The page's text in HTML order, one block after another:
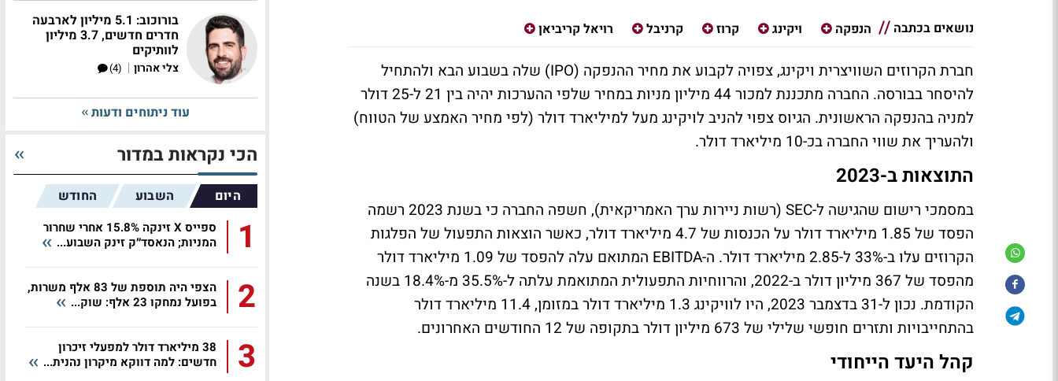
נושאים בכתבה הנפקה ויקינג קרוז קרניבל רויאל קריביאן
חברת הקרוזים השוויצרית ויקינג, צפויה לקבוע את מחיר ההנפקה (IPO) שלה בשבוע הבא ולהתחיל
להיסחר בבורסה. החברה מתכננת למכור 44 מיליון מניות במחיר שלפי ההערכות יהיה בין 21 ל-25 דולר
למניה בהנפקה הראשונית. הגיוס צפוי להניב לויקינג מעל למיליארד דולר (לפי מחיר האמצע של הטווח)
ולהעריך את שווי החברה בכ-10 מיליארד דולר.
התוצאות ב-2023
במסמכי רישום שהגישה ל-SEC (רשות ניירות ערך האמריקאית), חשפה החברה כי בשנת 2023 רשמה
הפסד של 1.85 מיליארד דולר על הכנסות של 4.7 מיליארד דולר, כאשר הוצאות התפעול של הפלגות
הקרוזים עלו ב-33% ל-2.85 מיליארד דולר. ה-EBITDA המתואם עלה להפסד של 1.09 מיליארד דולר
מהפסד של 367 מיליון דולר ב-2022, והרווחיות התפעולית המתואמת עלתה ל-35.5% מ-18.4% בשנה
הקודמת. נכון ל-31 בדצמבר 2023, היו לוויקינג 1.3 מיליארד דולר במזומן, 11.4 מיליארד דולר
בהתחייבויות ותזרים חופשי שלילי של 673 מיליון דולר בתקופה של 12 החודשים האחרונים.
קהל היעד הייחודי
בורוכוב: 5.1 מיליון לארבעה
חדרים חדשים, 3.7 מיליון
לוותיקים
צלי אהרון |
(4)
עוד ניתוחים ודעות
הכי נקראות במדור
היום השבוע החודש
1
ספייס X זינקה 15.8% אחרי שחרור
המניות; הנאסד״ק זינק השבוע...
2
הצפי היה תוספת של 83 אלף משרות,
בפועל נמחקו 23 אלף: שוק...
3
38 מיליארד דולר למפעלי זיכרון
חדשים: למה דווקא מיקרון נהנית...